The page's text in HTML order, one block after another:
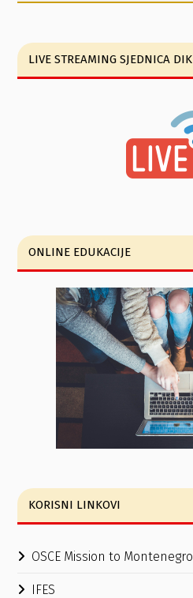
LIVE STREAMING SJEDNICA DIK
ONLINE EDUKACIJE
KORISNI LINKOVI
OSCE Mission to Montenegro
IFES